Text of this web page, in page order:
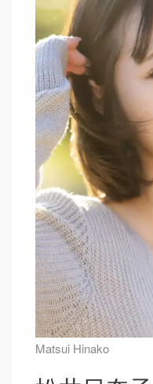
Matsui Hinako